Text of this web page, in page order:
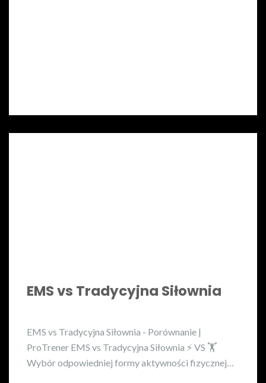
EMS vs Tradycyjna Siłownia
EMS vs Tradycyjna Siłownia - Porównanie |
ProTrener EMS vs Tradycyjna Siłownia ⚡ VS 🏋️
Wybór odpowiedniej formy aktywności fizycznej…